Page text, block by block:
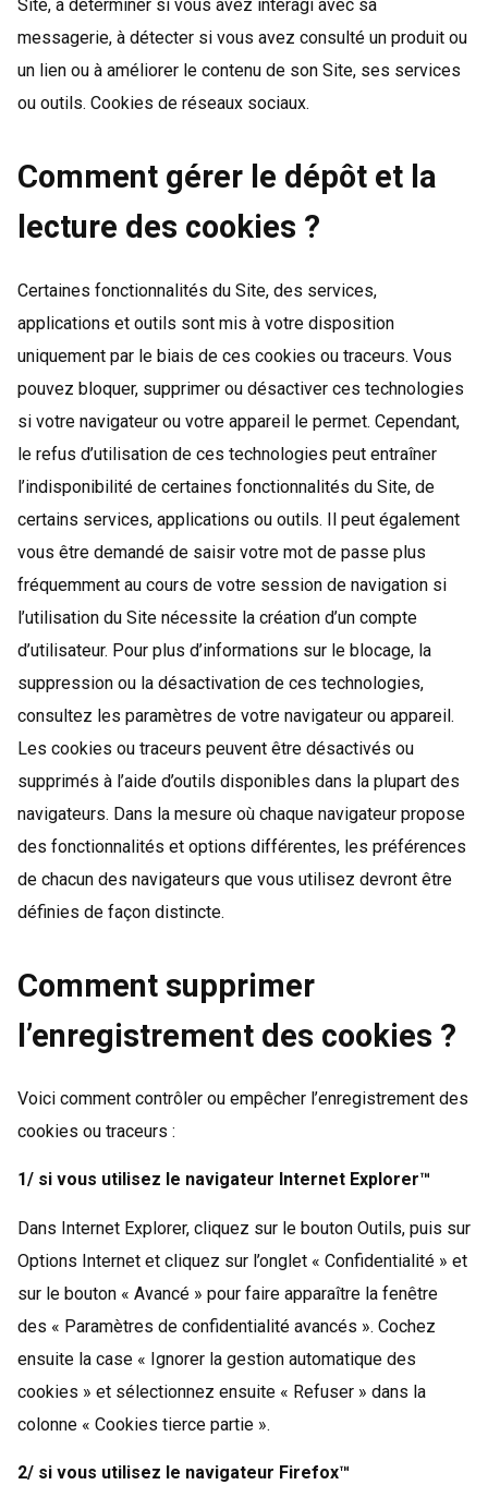
Site, à déterminer si vous avez interagi avec sa
messagerie, à détecter si vous avez consulté un produit ou
un lien ou à améliorer le contenu de son Site, ses services
ou outils. Cookies de réseaux sociaux.
Comment gérer le dépôt et la
lecture des cookies ?
Certaines fonctionnalités du Site, des services,
applications et outils sont mis à votre disposition
uniquement par le biais de ces cookies ou traceurs. Vous
pouvez bloquer, supprimer ou désactiver ces technologies
si votre navigateur ou votre appareil le permet. Cependant,
le refus d’utilisation de ces technologies peut entraîner
l’indisponibilité de certaines fonctionnalités du Site, de
certains services, applications ou outils. Il peut également
vous être demandé de saisir votre mot de passe plus
fréquemment au cours de votre session de navigation si
l’utilisation du Site nécessite la création d’un compte
d’utilisateur. Pour plus d’informations sur le blocage, la
suppression ou la désactivation de ces technologies,
consultez les paramètres de votre navigateur ou appareil.
Les cookies ou traceurs peuvent être désactivés ou
supprimés à l’aide d’outils disponibles dans la plupart des
navigateurs. Dans la mesure où chaque navigateur propose
des fonctionnalités et options différentes, les préférences
de chacun des navigateurs que vous utilisez devront être
définies de façon distincte.
Comment supprimer
l’enregistrement des cookies ?
Voici comment contrôler ou empêcher l’enregistrement des
cookies ou traceurs :
1/ si vous utilisez le navigateur Internet Explorer™
Dans Internet Explorer, cliquez sur le bouton Outils, puis sur
Options Internet et cliquez sur l’onglet « Confidentialité » et
sur le bouton « Avancé » pour faire apparaître la fenêtre
des « Paramètres de confidentialité avancés ». Cochez
ensuite la case « Ignorer la gestion automatique des
cookies » et sélectionnez ensuite « Refuser » dans la
colonne « Cookies tierce partie ».
2/ si vous utilisez le navigateur Firefox™